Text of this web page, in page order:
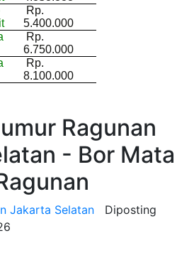
Rp.
5.400.000
Rp.
6.750.000
Rp.
8.100.000
Ragunan
- Bor Mata
Jakarta Selatan
Diposting